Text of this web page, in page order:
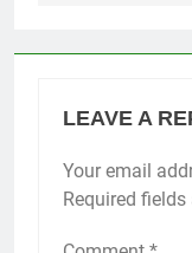
LEAVE A
Your email
Required fields